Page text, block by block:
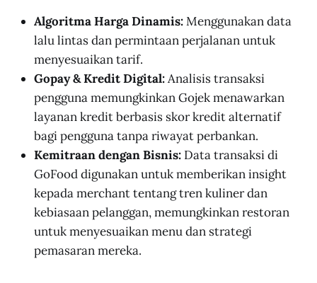
Algoritma Harga Dinamis:Menggunakan data
lalu lintas dan permintaan perjalanan untuk
menyesuaikan tarif.
Gopay & Kredit Digital:Analisis transaksi
pengguna memungkinkan Gojek menawarkan
layanan kredit berbasis skor kredit alternatif
bagi pengguna tanpa riwayat perbankan.
Kemitraan dengan Bisnis: Data transaksi di
GoFood digunakan untuk memberikan insight
kepada merchant tentang tren kuliner dan
kebiasaan pelanggan, memungkinkan restoran
untuk menyesuaikan menu dan strategi
pemasaran mereka.